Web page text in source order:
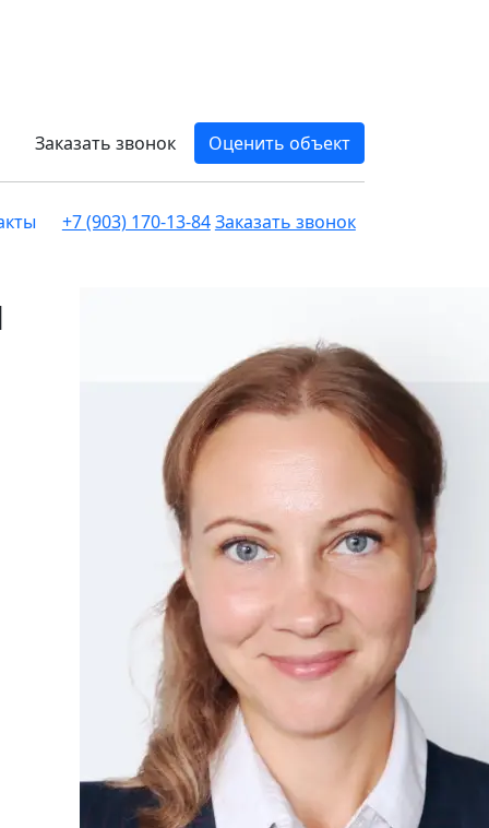
Заказать звонок Оценить объект
+7 (903) 170-13-84Заказать звонок